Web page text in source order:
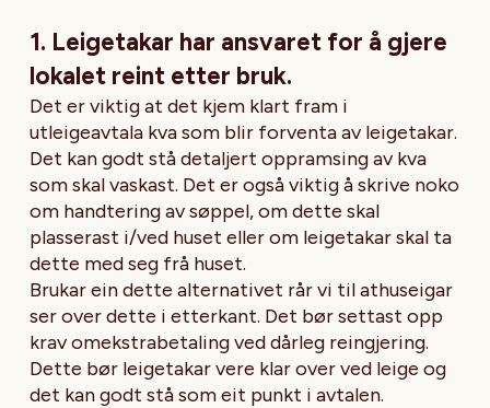
1. Leigetakar har ansvaret for å gjere
lokalet reint etter bruk.
Det er viktig at det kjem klart fram i
utleigeavtala kva som blir forventa av leigetakar.
Det kan godt stå detaljert oppramsing av kva
som skal vaskast. Det er også viktig å skrive noko
om handtering av søppel, om dette skal
plasserast i/ved huset eller om leigetakar skal ta
dette med seg frå huset.
Brukar ein dette alternativet rår vi til athuseigar
ser over dette i etterkant. Det bør settast opp
krav omekstrabetaling ved dårleg reingjering.
Dette bør leigetakar vere klar over ved leige og
det kan godt stå som eit punkt i avtalen.